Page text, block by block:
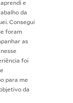
e
da
Consegui
foram
as
foi
para me
da